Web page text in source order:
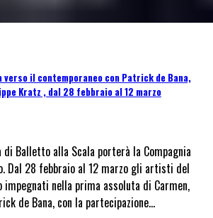
verso il contemporaneo con Patrick de Bana,
Kratz , dal 28 febbraio al 12 marzo
Balletto alla Scala porterà la Compagnia
Dal 28 febbraio al 12 marzo gli artisti del
nella prima assoluta di Carmen,
de Bana, con la partecipazione…